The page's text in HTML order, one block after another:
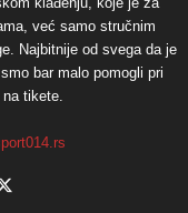
već samo stručnim
Najbitnije od svega da je
bar malo pomogli pri
na tikete.